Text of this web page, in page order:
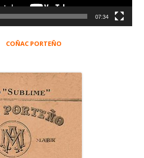
07:34
COÑAC PORTEÑO